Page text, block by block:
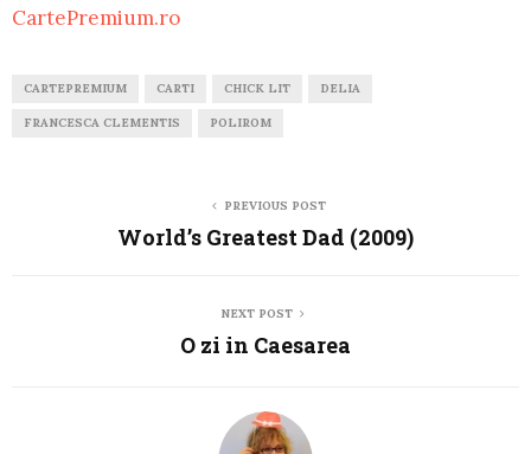
CartePremium.ro
CARTEPREMIUM CARTI CHICK LIT DELIA
FRANCESCA CLEMENTIS POLIROM
PREVIOUS POST
World’s Greatest Dad (2009)
NEXT POST
O zi in Caesarea